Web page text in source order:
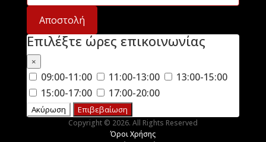
Αποστολή
Επιλέξτε ώρες επικοινωνίας
×
09:00-11:00 11:00-13:00
13:00-15:00
15:00-17:00
17:00-20:00
Ακύρωση Επιβεβαίωση
Copyright © 2026. All Rights Reserved
Όροι Χρήσης